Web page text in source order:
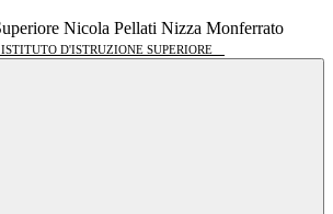
ISTITUTO D'ISTRUZIONE SUPERIORE